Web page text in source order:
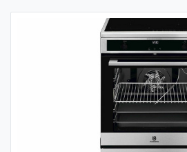
En robotdammsugare är ett perfekt
dammsugare så du alltid kan komma
hem! Flera av våra dammsugare har
suger upp de minsta dammpartiklar,
lämpade för dig som besväras av
hittar du robotdammsugare i olika
städningen lättare med en